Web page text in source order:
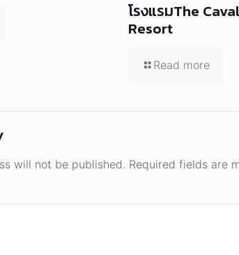
โรงแรมThe
Resort
Read more
will not be published. Required fields are